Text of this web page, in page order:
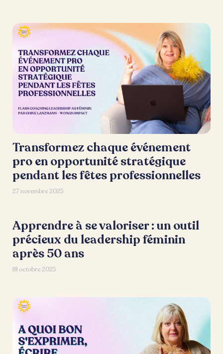
Transformez chaque événement
pro en opportunité stratégique
pendant les fêtes professionnelles
27 novembre 2025
Apprendre à se valoriser : un outil
précieux du leadership féminin
après 50 ans
18 octobre 2025